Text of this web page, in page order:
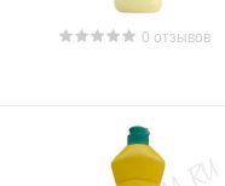
0 отзывов